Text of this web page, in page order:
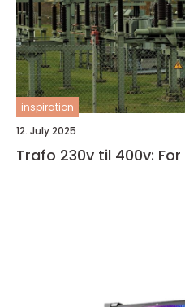
inspiration
12. July 2025
Trafo 230v til 400v: